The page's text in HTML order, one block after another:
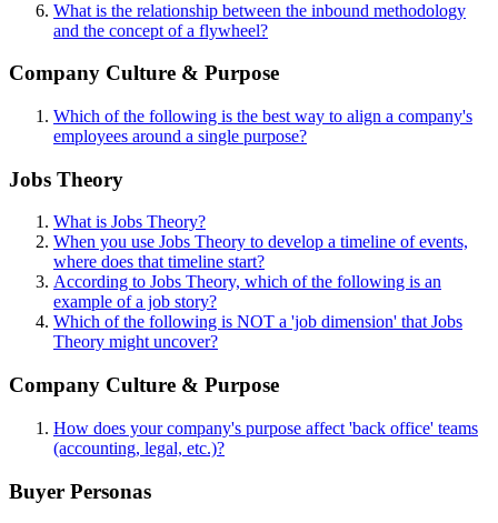
What is the relationship between the inbound methodology
and the concept of a flywheel?
Company Culture & Purpose
Which of the following is the best way to align a company's
employees around a single purpose?
Jobs Theory
What is Jobs Theory?
When you use Jobs Theory to develop a timeline of events,
where does that timeline start?
According to Jobs Theory, which of the following is an
example of a job story?
Which of the following is NOT a 'job dimension' that Jobs
Theory might uncover?
Company Culture & Purpose
How does your company's purpose affect 'back office' teams
(accounting, legal, etc.)?
Buyer Personas